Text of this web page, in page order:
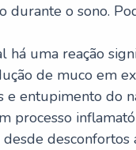
o sono.
há uma reação
de muco em
e entupimento do
processo